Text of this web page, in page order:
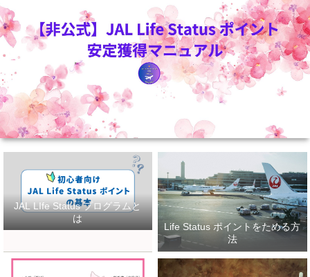
JAL LIfe Status プログラムと
は
Life Status ポイントをためる方
法